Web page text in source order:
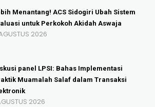
Menantang! ACS Sidogiri Ubah Sistem
untuk Perkokoh Akidah Aswaja
2026
panel LPSI: Bahas Implementasi
Muamalah Salaf dalam Transaksi
2026